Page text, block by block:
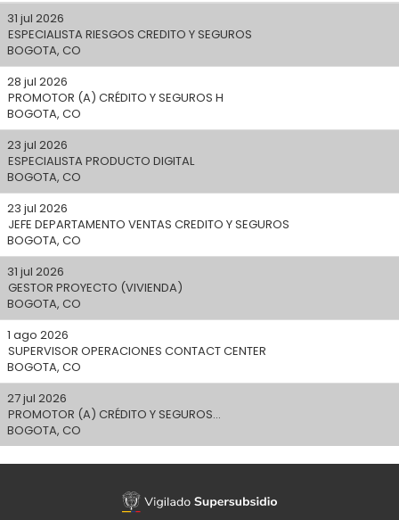
31 jul 2026
ESPECIALISTA RIESGOS CREDITO Y SEGUROS
BOGOTA, CO
28 jul 2026
PROMOTOR (A) CRÉDITO Y SEGUROS H
BOGOTA, CO
23 jul 2026
ESPECIALISTA PRODUCTO DIGITAL
BOGOTA, CO
23 jul 2026
JEFE DEPARTAMENTO VENTAS CREDITO Y SEGUROS
BOGOTA, CO
31 jul 2026
GESTOR PROYECTO (VIVIENDA)
BOGOTA, CO
1 ago 2026
SUPERVISOR OPERACIONES CONTACT CENTER
BOGOTA, CO
27 jul 2026
PROMOTOR (A) CRÉDITO Y SEGUROS...
BOGOTA, CO